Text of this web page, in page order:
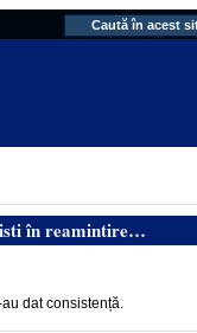
în reamintire…
dat consistență.